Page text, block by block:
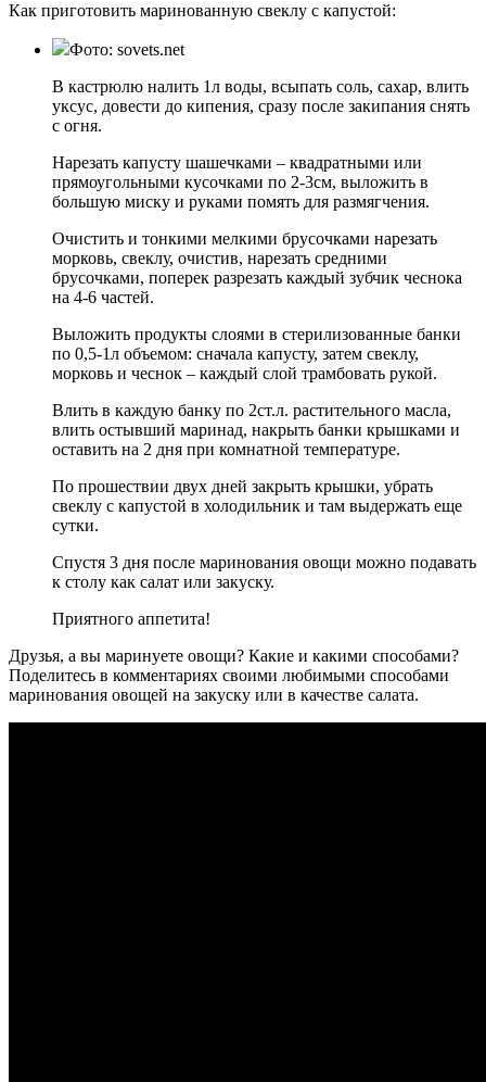
Как приготовить маринованную свеклу с капустой:
Фото: sovets.net
В кастрюлю налить 1л воды, всыпать соль, сахар, влить
уксус, довести до кипения, сразу после закипания снять
с огня.
Нарезать капусту шашечками – квадратными или
прямоугольными кусочками по 2-3см, выложить в
большую миску и руками помять для размягчения.
Очистить и тонкими мелкими брусочками нарезать
морковь, свеклу, очистив, нарезать средними
брусочками, поперек разрезать каждый зубчик чеснока
на 4-6 частей.
Выложить продукты слоями в стерилизованные банки
по 0,5-1л объемом: сначала капусту, затем свеклу,
морковь и чеснок – каждый слой трамбовать рукой.
Влить в каждую банку по 2ст.л. растительного масла,
влить остывший маринад, накрыть банки крышками и
оставить на 2 дня при комнатной температуре.
По прошествии двух дней закрыть крышки, убрать
свеклу с капустой в холодильник и там выдержать еще
сутки.
Спустя 3 дня после маринования овощи можно подавать
к столу как салат или закуску.
Приятного аппетита!
Друзья, а вы маринуете овощи? Какие и какими способами?
Поделитесь в комментариях своими любимыми способами
маринования овощей на закуску или в качестве салата.